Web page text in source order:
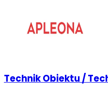
Technik Obiektu /